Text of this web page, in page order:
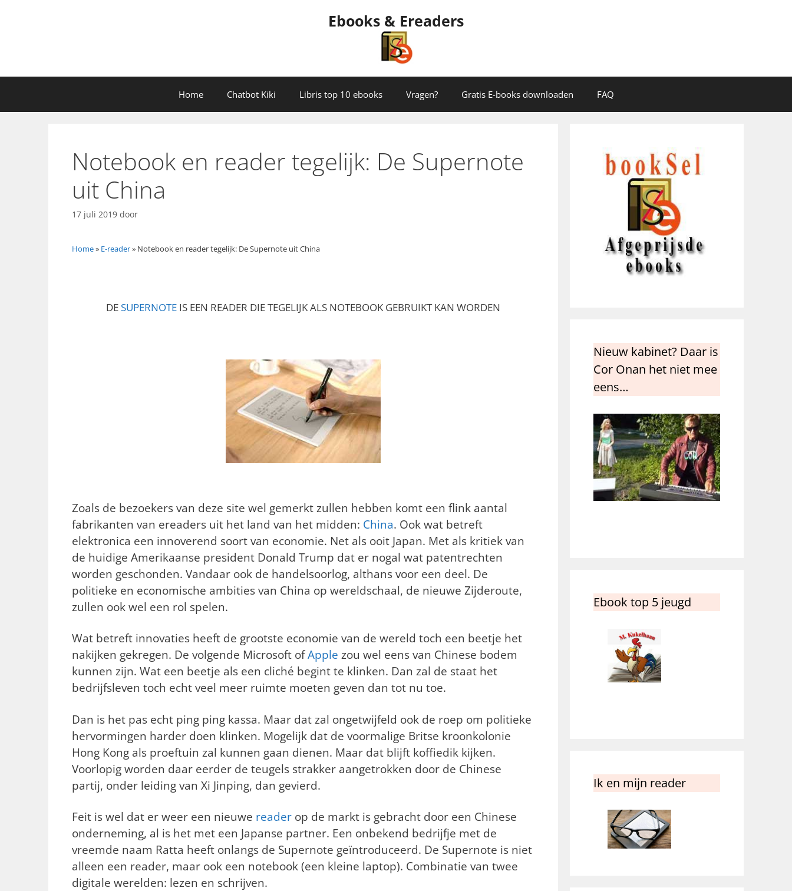
Ebooks & Ereaders
Home Chatbot Kiki Libris top 10 ebooks Vragen? Gratis E-books downloaden FAQ
Notebook en reader tegelijk: De Supernote
uit China
17 juli 2019 door
Home» E-reader» Notebook en reader tegelijk: De Supernote uit China
DESUPERNOTE IS EEN READER DIE TEGELIJK ALS NOTEBOOK GEBRUIKT KAN WORDEN
Zoals de bezoekers van deze site wel gemerkt zullen hebben komt een flink aantal
fabrikanten van ereaders uit het land van het midden: China. Ook wat betreft
elektronica een innoverend soort van economie. Net als ooit Japan. Met als kritiek van
de huidige Amerikaanse president Donald Trump dat er nogal wat patentrechten
worden geschonden. Vandaar ook de handelsoorlog, althans voor een deel. De
politieke en economische ambities van China op wereldschaal, de nieuwe Zijderoute,
zullen ook wel een rol spelen.
Wat betreft innovaties heeft de grootste economie van de wereld toch een beetje het
nakijken gekregen. De volgende Microsoft ofApple zou wel eens van Chinese bodem
kunnen zijn. Wat een beetje als een cliché begint te klinken. Dan zal de staat het
bedrijfsleven toch echt veel meer ruimte moeten geven dan tot nu toe.
Dan is het pas echt ping ping kassa. Maar dat zal ongetwijfeld ook de roep om politieke
hervormingen harder doen klinken. Mogelijk dat de voormalige Britse kroonkolonie
Hong Kong als proeftuin zal kunnen gaan dienen. Maar dat blijft koffiedik kijken.
Voorlopig worden daar eerder de teugels strakker aangetrokken door de Chinese
partij, onder leiding van Xi Jinping, dan gevierd.
Feit is wel dat er weer een nieuwe reader op de markt is gebracht door een Chinese
onderneming, al is het met een Japanse partner. Een onbekend bedrijfje met de
vreemde naam Ratta heeft onlangs de Supernote geïntroduceerd. De Supernote is niet
alleen een reader, maar ook een notebook (een kleine laptop). Combinatie van twee
digitale werelden: lezen en schrijven.
Nieuw kabinet? Daar is
Cor Onan het niet mee
eens…
Ebook top 5 jeugd
Ik en mijn reader